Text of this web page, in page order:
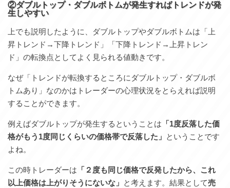
②ダブルトップ・ダブルボトムが発生すればトレンドが発
生しやすい
上でも説明したように、ダブルトップやダブルボトムは「上
昇トレンド→下降トレンド」「下降トレンド→上昇トレン
ド」の転換点としてよく見られる値動きです。
なぜ「トレンドが転換するところにダブルトップ・ダブルボ
トムあり」なのかはトレーダーの心理状況をとらえれば説明
することができます。
例えばダブルトップが発生するということは 「1度反落した価
格がもう1度同じくらいの価格帯で反落した」 ということです
よね。
この時トレーダーは 「２度も同じ価格で反発したから、これ
以上価格は上がりそうにないな」 と考えます。結果として売